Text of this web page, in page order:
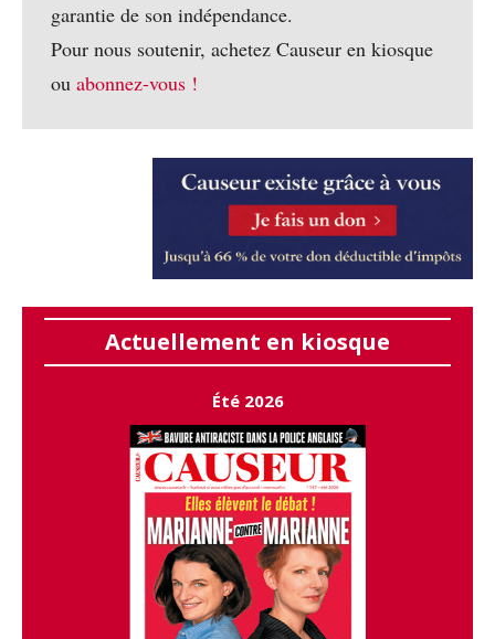
garantie de son indépendance.
Pour nous soutenir, achetez Causeur en kiosque
ou abonnez-vous !
Actuellement en kiosque
Été 2026